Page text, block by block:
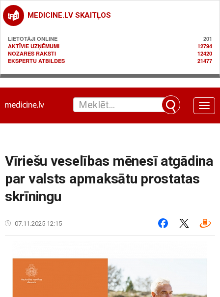
MEDICINE.LV SKAITĻOS
LIETOTĀJI ONLINE
201
AKTĪVIE UZŅĒMUMI
12794
NOZARES RAKSTI
12420
EKSPERTU ATBILDES
21477
Toggle
Vīriešu veselības mēnesī atgādina
par valsts apmaksātu prostatas
skrīningu
07.11.2025 12:15